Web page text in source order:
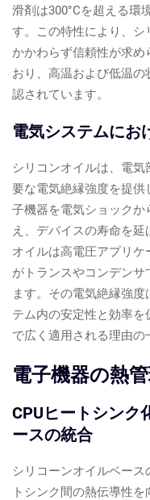
滑剤は300°Cを超える環
す。この特性により、シ
かかわらず信頼性が求
おり、高温および低温
認されています。
電気システムにお
シリコンオイルは、電
要な電気絶縁強度を提
子機器を電気ショック
え、デバイスの寿命を
オイルは高電圧アプリ
がトランスやコンデン
ます。その電気絶縁強
テム内の安定性と効率
で広く適用される理由の
電子機器の熱
CPUヒートシンク
ースの統合
シリコーンオイルベース
トシンク間の熱伝導性